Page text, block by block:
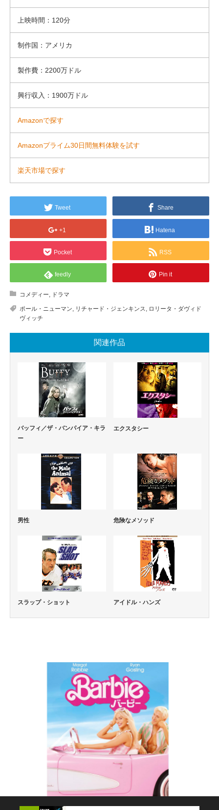
上映時間：120分
制作国：アメリカ
製作費：2200万ドル
興行収入：1900万ドル
Amazonで探す
Amazonプライム30日間無料体験を試す
楽天市場で探す
Tweet Share
+1 Hatena
Pocket RSS
feedly Pin it
コメディー ドラマ
ポール・ニューマン リチャード・ジェンキンス
ロリータ・ダヴィド
ヴィッチ
関連作品
バッフィ／ザ・バンパイア・キラ
ー
エクスタシー
男性 危険なメソッド
スラップ・ショット アイドル・ハンズ